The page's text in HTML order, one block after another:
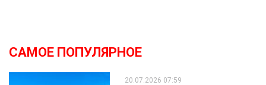
САМОЕ ПОПУЛЯРНОЕ
20.07.2026 07:59